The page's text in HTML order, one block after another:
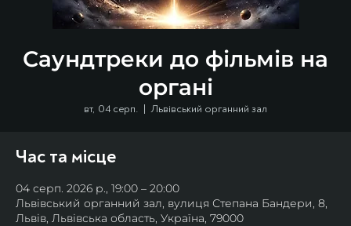
Саундтреки до фільмів на
органі
вт, 04 серп.
  |
Львівський органний зал
Час та місце
04 серп. 2026 р., 19:00 – 20:00
Львівський органний зал, вулиця Степана Бандери, 8,
Львів, Львівська область, Україна, 79000